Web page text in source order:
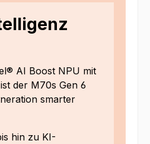
AI Boost NPU mit
der M70s Gen 6
smarter
hin zu KI-